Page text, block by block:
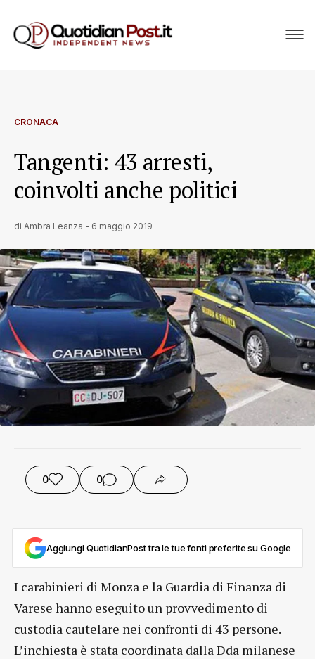
CRONACA
Tangenti: 43 arresti,
coinvolti anche politici
di Ambra Leanza - 6 maggio 2019
0 0
Aggiungi QuotidianPost tra le tue fonti preferite su Google
I carabinieri di Monza e la Guardia di Finanza di
Varese hanno eseguito un provvedimento di
custodia cautelare nei confronti di 43 persone.
L’inchiesta è stata coordinata dalla Dda milanese